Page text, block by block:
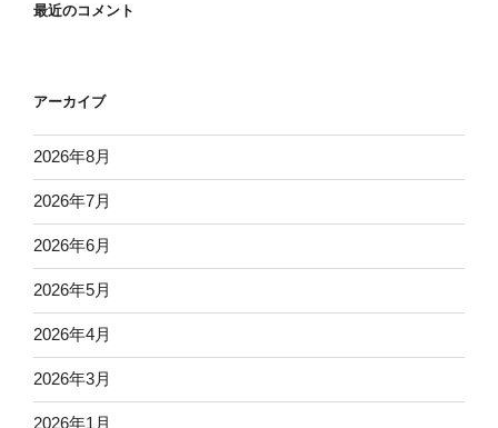
最近のコメント
アーカイブ
2026年8月
2026年7月
2026年6月
2026年5月
2026年4月
2026年3月
2026年1月